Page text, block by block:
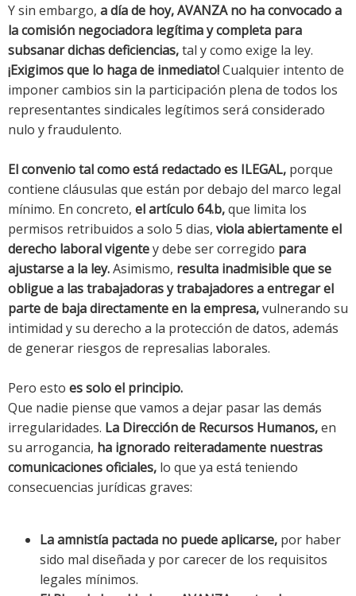
Y sin embargo, a día de hoy, AVANZA no ha convocado a
la comisión negociadora legítima y completa para
subsanar dichas deficiencias,tal y como exige la ley.
¡Exigimos que lo haga de inmediato!Cualquier intento de
imponer cambios sin la participación plena de todos los
representantes sindicales legítimos será considerado
nulo y fraudulento.
El convenio tal como está redactado es ILEGAL, porque
contiene cláusulas que están por debajo del marco legal
mínimo. En concreto, el artículo 64.b,que limita los
permisos retribuidos a solo 5 dias, viola abiertamente el
derecho laboral vigentey debe ser corregido para
ajustarse a la ley.Asimismo, resulta inadmisible que se
obligue a las trabajadoras y trabajadores a entregar el
parte de baja directamente en la empresa,vulnerando su
intimidad y su derecho a la protección de datos, además
de generar riesgos de represalias laborales.
Pero esto es solo el principio.
Que nadie piense que vamos a dejar pasar las demás
irregularidades. La Dirección de Recursos Humanos,en
su arrogancia, ha ignorado reiteradamente nuestras
comunicaciones oficiales, lo que ya está teniendo
consecuencias jurídicas graves:
La amnistía pactada no puede aplicarse, por haber
sido mal diseñada y por carecer de los requisitos
legales mínimos.